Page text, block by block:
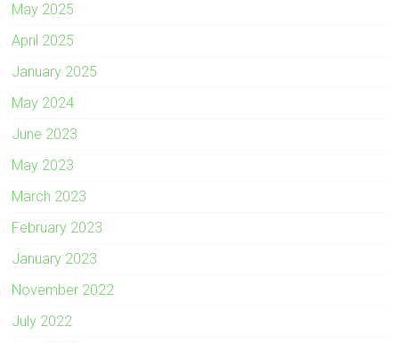
May 2025
April 2025
January 2025
May 2024
June 2023
May 2023
March 2023
February 2023
January 2023
November 2022
July 2022